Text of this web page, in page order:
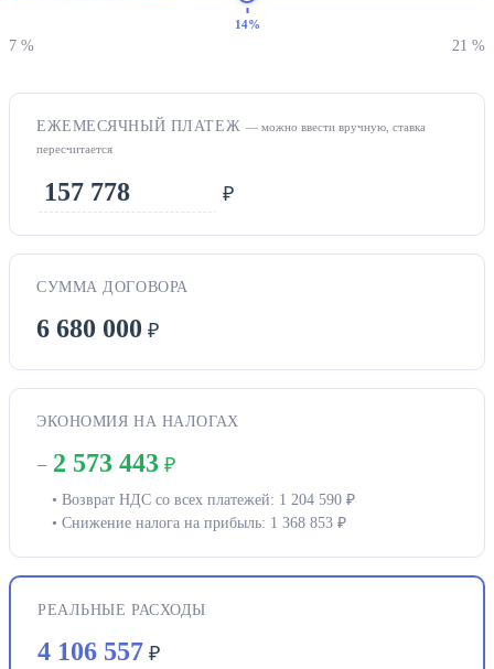
14%
7 % 21 %
ЕЖЕМЕСЯЧНЫЙ ПЛАТЕЖ — можно ввести вручную, ставка
пересчитается
₽
СУММА ДОГОВОРА
6 680 000 ₽
ЭКОНОМИЯ НА НАЛОГАХ
− 2 573 443 ₽
• Возврат НДС со всех платежей: 1 204 590 ₽
• Снижение налога на прибыль: 1 368 853 ₽
РЕАЛЬНЫЕ РАСХОДЫ
4 106 557 ₽